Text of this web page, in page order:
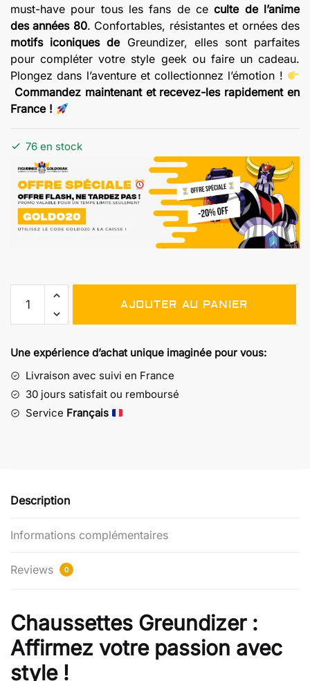
must-have pour tous les fans de ceculte de l’anime
des années 80. Confortables, résistantes et ornées des
motifs iconiques de Greundizer, elles sont parfaites
pour compléter votre style geek ou faire un cadeau.
Plongez dans l’aventure et collectionnez l’émotion !
Commandez maintenant et recevez-les rapidement en
France !
76 en stock
Chaussettes
Goldorak
–
Jaune
AJOUTER AU PANIER
Une expérience d’achat unique imaginée pour vous:
Livraison avec suivi en France
30 jours satisfait ou remboursé
Service Français
Description
Informations complémentaires
Reviews 0
Chaussettes Greundizer :
Affirmez votre passion avec
style !